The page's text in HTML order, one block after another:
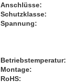
Anschlüsse:
Schutzklasse:
Spannung:
Betriebstemperatur:
Montage:
RoHS: